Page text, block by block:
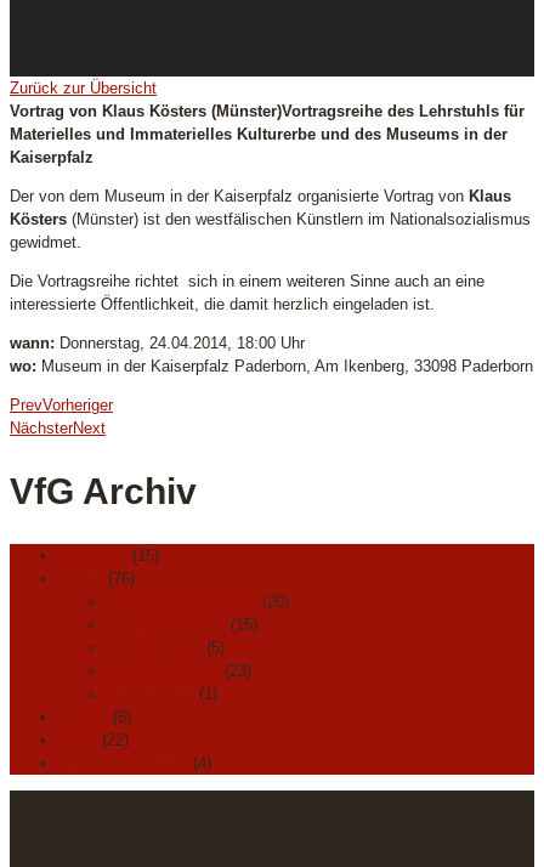
Zurück zur Übersicht
Vortrag von Klaus Kösters (Münster)Vortragsreihe des Lehrstuhls für
Materielles und Immaterielles Kulturerbe und des Museums in der
Kaiserpfalz
Der von dem Museum in der Kaiserpfalz organisierte Vortrag von Klaus
Kösters (Münster) ist den westfälischen Künstlern im Nationalsozialismus
gewidmet.
Die Vortragsreihe richtet sich in einem weiteren Sinne auch an eine
interessierte Öffentlichkeit, die damit herzlich eingeladen ist.
wann: Donnerstag, 24.04.2014, 18:00 Uhr
wo: Museum in der Kaiserpfalz Paderborn, Am Ikenberg, 33098 Paderborn
PrevVorheriger
NächsterNext
VfG Archiv
(15)
(76)
(20)
(15)
(5)
(23)
(1)
(6)
(22)
(4)